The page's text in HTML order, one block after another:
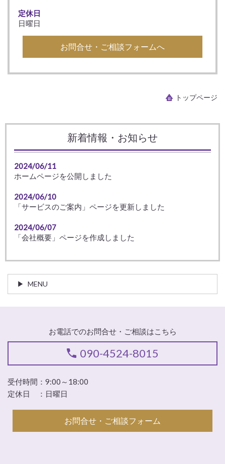
定休日
日曜日
お問合せ・ご相談フォームへ
トップページ
新着情報・お知らせ
2024/06/11
ホームページを公開しました
2024/06/10
「サービスのご案内」ページを更新しました
2024/06/07
「会社概要」ページを作成しました
MENU
お電話でのお問合せ・ご相談はこちら
090-4524-8015
受付時間：9:00～18:00
定休日 ：日曜日
お問合せ・ご相談フォーム